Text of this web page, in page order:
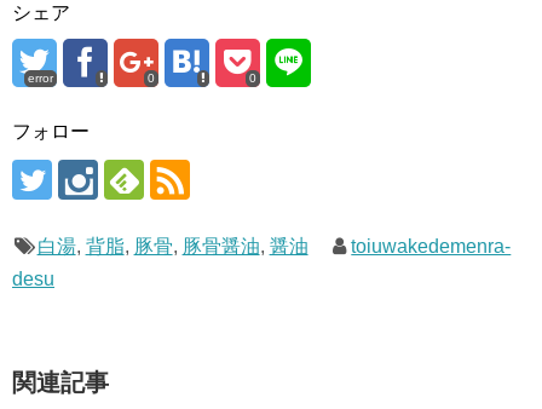
シェア
error 0 0
フォロー
白湯, 背脂, 豚骨, 豚骨醤油, 醤油
toiuwakedemenra-
desu
関連記事